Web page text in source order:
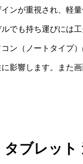
ンが重視され、軽
でも持ち運びには
ン（ノートタイプ
影響します。また
ブレット